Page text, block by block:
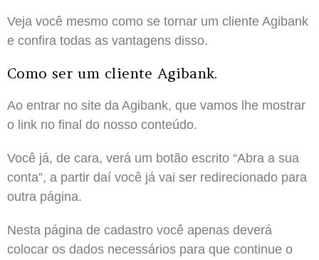
Veja você mesmo como se tornar um cliente Agibank
e confira todas as vantagens disso.
Como ser um cliente Agibank.
Ao entrar no site da Agibank, que vamos lhe mostrar
o link no final do nosso conteúdo.
Você já, de cara, verá um botão escrito “Abra a sua
conta”, a partir daí você já vai ser redirecionado para
outra página.
Nesta página de cadastro você apenas deverá
colocar os dados necessários para que continue o